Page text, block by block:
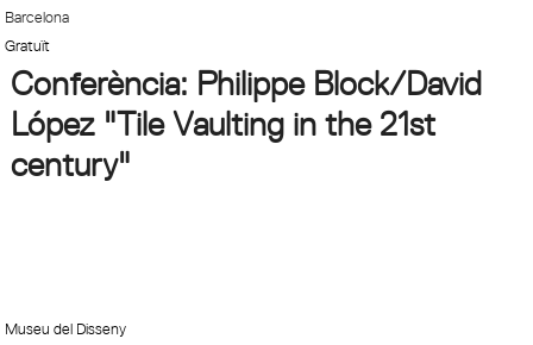
Barcelona
Gratuït
Conferència: Philippe Block/David
López "Tile Vaulting in the 21st
century"
Museu del Disseny